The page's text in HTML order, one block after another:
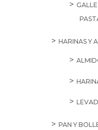
HARINAS Y
PAN Y